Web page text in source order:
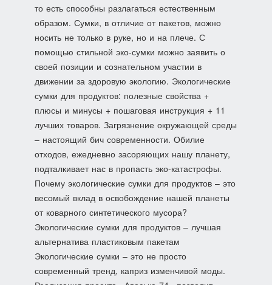
то есть способны разлагаться естественным
образом. Сумки, в отличие от пакетов, можно
носить не только в руке, но и на плече. С
помощью стильной эко-сумки можно заявить о
своей позиции и сознательном участии в
движении за здоровую экологию. Экологические
сумки для продуктов: полезные свойства +
плюсы и минусы + пошаговая инструкция + 11
лучших товаров. Загрязнение окружающей среды
– настоящий бич современности. Обилие
отходов, ежедневно засоряющих нашу планету,
подталкивает нас в пропасть эко-катастрофы.
Почему экологические сумки для продуктов – это
весомый вклад в освобождение нашей планеты
от коварного синтетического мусора?
Экологические сумки для продуктов – лучшая
альтернатива пластиковым пакетам
Экологические сумки – это не просто
современный тренд, каприз изменчивой моды.